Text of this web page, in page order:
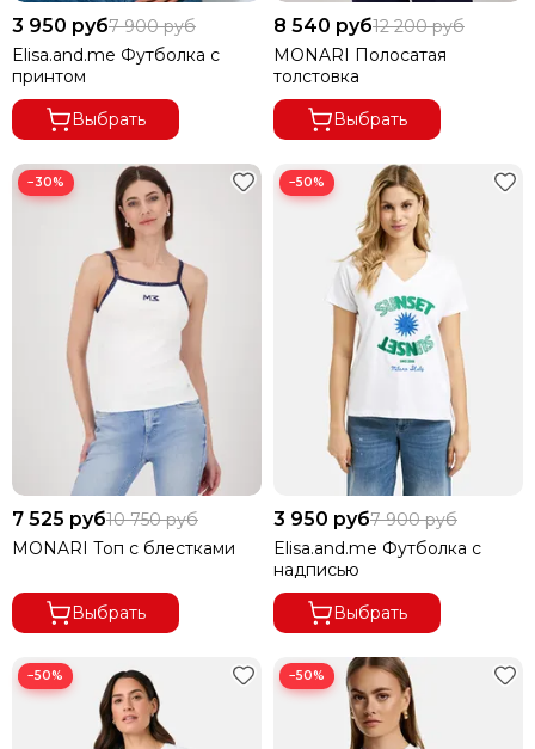
3 950 руб7 900 руб
Elisa.and.me Футболка с
принтом
Выбрать
8 540 руб12 200 руб
MONARI Полосатая
толстовка
Выбрать
−30%
7 525 руб10 750 руб
MONARI Топ с блестками
Выбрать
−50%
3 950 руб7 900 руб
Elisa.and.me Футболка с
надписью
Выбрать
−50% −50%